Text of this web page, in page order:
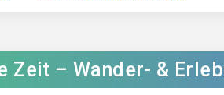
Zeit – Wander- &